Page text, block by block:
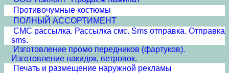
Противочумные костюмы
ПОЛНЫЙ АССОРТИМЕНТ
СМС рассылка. Рассылка смс. Sms отправка. Отправка
sms.
Изготовление промо передников (фартуков).
Изготовление накидок, ветровок.
Печать и размещение наружной рекламы